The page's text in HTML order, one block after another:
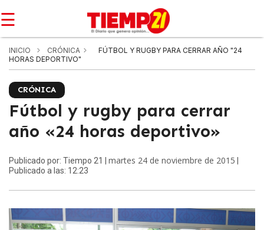
☰
INICIO CRÓNICA
FÚTBOL Y RUGBY PARA CERRAR AÑO "24
HORAS DEPORTIVO"
CRÓNICA
Fútbol y rugby para cerrar
año «24 horas deportivo»
Publicado por: Tiempo 21 | martes 24 de noviembre de 2015
Publicado a las: 12:23